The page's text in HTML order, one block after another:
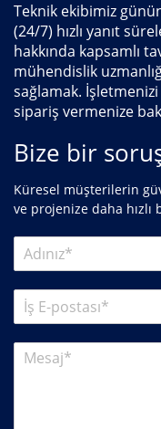
Teknik ekibimiz
(24/7) hızlı yanıt
hakkında kapsamlı
mühendislik
sağlamak. İşletmenizi
sipariş vermenize
Bize bir
Küresel müşterilerin
ve projenize daha hızlı